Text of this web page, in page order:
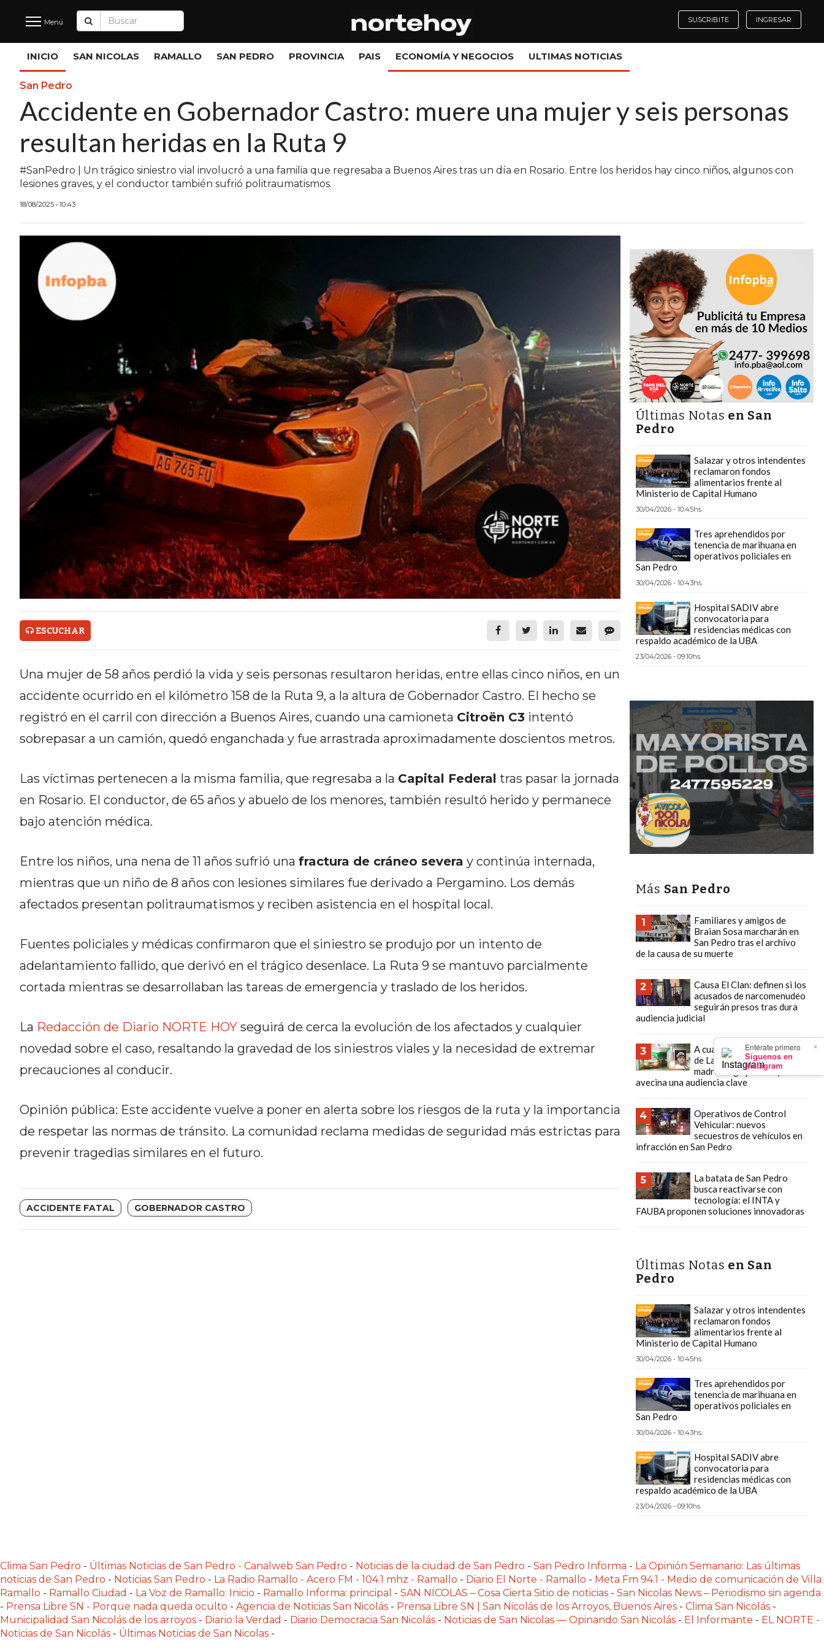
×
Entérate primero
Síguenos en
Instagram
Últimas
Noticias
INICIO
NOTICIAS RECIENTES
SAN NICOLAS
PROVINCIA
ECONOMÍA Y NEGOCIOS
ULTIMAS NOTICIAS
SERVICIOS
HORÓSCOPO
QUÉ ES
CHANGUITO.COM.AR Y CÓMO
ONLINE CON PEDIDOS POR
WHATSAPP
ARGENTINA:
PLATAFORMAS DE VENTA POR
WHATSAPP
LA GUÍA DEFINITIVA PARA
RESTAURANTES Y DELIVERIES
CÓMO ORGANIZAR LOS
WHATSAPP SIN QUE SE TE
PIERDA NINGUNO
CONDICIONES
POLÍTICAS
PRIVACIDAD
DEL
SITIO
TAPA
DIARIO
REPORTERO
NOTICIAS
DE
SALTO
ZÁRATE
Y
Menú SUSCRIBITE INGRESAR
INICIO SAN NICOLAS RAMALLO SAN PEDRO PROVINCIA PAIS ECONOMÍA Y NEGOCIOS ULTIMAS NOTICIAS
San Pedro
Accidente en Gobernador Castro: muere una mujer y seis personas
resultan heridas en la Ruta 9
#SanPedro | Un trágico siniestro vial involucró a una familia que regresaba a Buenos Aires tras un día en Rosario. Entre los heridos hay cinco niños, algunos con
lesiones graves, y el conductor también sufrió politraumatismos.
18/08/2025 • 10:43
ESCUCHAR
Una mujer de 58 años perdió la vida y seis personas resultaron heridas, entre ellas cinco niños, en un
accidente ocurrido en el kilómetro 158 de la Ruta 9, a la altura de Gobernador Castro. El hecho se
registró en el carril con dirección a Buenos Aires, cuando una camioneta Citroën C3intentó
sobrepasar a un camión, quedó enganchada y fue arrastrada aproximadamente doscientos metros.
Las víctimas pertenecen a la misma familia, que regresaba a la Capital Federal tras pasar la jornada
en Rosario. El conductor, de 65 años y abuelo de los menores, también resultó herido y permanece
bajo atención médica.
Entre los niños, una nena de 11 años sufrió una fractura de cráneo severa y continúa internada,
mientras que un niño de 8 años con lesiones similares fue derivado a Pergamino. Los demás
afectados presentan politraumatismos y reciben asistencia en el hospital local.
Fuentes policiales y médicas confirmaron que el siniestro se produjo por un intento de
adelantamiento fallido, que derivó en el trágico desenlace. La Ruta 9 se mantuvo parcialmente
cortada mientras se desarrollaban las tareas de emergencia y traslado de los heridos.
La Redacción de Diario NORTE HOYseguirá de cerca la evolución de los afectados y cualquier
novedad sobre el caso, resaltando la gravedad de los siniestros viales y la necesidad de extremar
precauciones al conducir.
Opinión pública: Este accidente vuelve a poner en alerta sobre los riesgos de la ruta y la importancia
de respetar las normas de tránsito. La comunidad reclama medidas de seguridad más estrictas para
prevenir tragedias similares en el futuro.
ACCIDENTE FATAL GOBERNADOR CASTRO
Últimas Notas en San
Pedro
Salazar y otros intendentes
reclamaron fondos
alimentarios frente al
Ministerio de Capital Humano
30/04/2026 - 10:45hs.
Tres aprehendidos por
tenencia de marihuana en
operativos policiales en
San Pedro
30/04/2026 - 10:43hs.
Hospital SADIV abre
convocatoria para
residencias médicas con
respaldo académico de la UBA
23/04/2026 - 09:10hs.
Más San Pedro
1
Familiares y amigos de
Braian Sosa marcharán en
San Pedro tras el archivo
de la causa de su muerte
2
Causa El Clan: definen si los
acusados de narcomenudeo
seguirán presos tras dura
audiencia judicial
3
A cuatro meses del crimen
de Lautaro Carlevaris, su
madre exige justicia y se
avecina una audiencia clave
4
Operativos de Control
Vehicular: nuevos
secuestros de vehículos en
infracción en San Pedro
5
La batata de San Pedro
busca reactivarse con
tecnología: el INTA y
FAUBA proponen soluciones innovadoras
Últimas Notas en San
Pedro
Salazar y otros intendentes
reclamaron fondos
alimentarios frente al
Ministerio de Capital Humano
30/04/2026 - 10:45hs.
Tres aprehendidos por
tenencia de marihuana en
operativos policiales en
San Pedro
30/04/2026 - 10:43hs.
Hospital SADIV abre
convocatoria para
residencias médicas con
respaldo académico de la UBA
23/04/2026 - 09:10hs.
Clima San Pedro - Últimas Noticias de San Pedro - Canalweb San Pedro - Noticias de la ciudad de San Pedro - San Pedro Informa - La Opinión Semanario: Las últimas
noticias de San Pedro - Noticias San Pedro - La Radio Ramallo - Acero FM - 104.1 mhz - Ramallo - Diario El Norte - Ramallo - Meta Fm 94.1 - Medio de comunicación de Villa
Ramallo - Ramallo Ciudad - La Voz de Ramallo: Inicio - Ramallo Informa: principal - SAN NICOLAS – Cosa Cierta Sitio de noticias - San Nicolas News – Periodismo sin agenda
- Prensa Libre SN - Porque nada queda oculto - Agencia de Noticias San Nicolás - Prensa Libre SN | San Nicolás de los Arroyos, Buenos Aires - Clima San Nicolás -
Municipalidad San Nicolás de los arroyos - Diario la Verdad - Diario Democracia San Nicolás - Noticias de San Nicolas — Opinando San Nicolás - El Informante - EL NORTE -
Noticias de San Nicolás - Últimas Noticias de San Nicolas -